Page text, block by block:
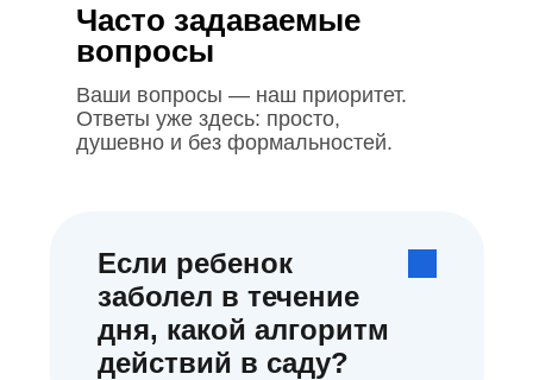
Если ребенок
заболел в течение
дня, какой алгоритм
действий в саду?
Часто задаваемые
вопросы
Ваши вопросы — наш приоритет.
Ответы уже здесь: просто,
душевно и без формальностей.